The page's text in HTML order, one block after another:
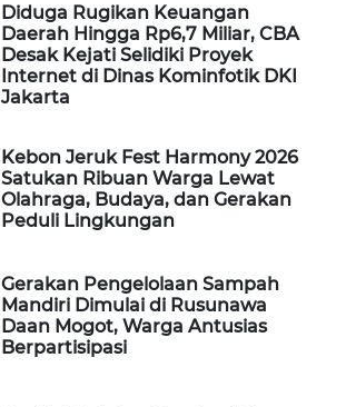
Diduga Rugikan Keuangan
Daerah Hingga Rp6,7 Miliar, CBA
Desak Kejati Selidiki Proyek
Internet di Dinas Kominfotik DKI
Jakarta
Kebon Jeruk Fest Harmony 2026
Satukan Ribuan Warga Lewat
Olahraga, Budaya, dan Gerakan
Peduli Lingkungan
Gerakan Pengelolaan Sampah
Mandiri Dimulai di Rusunawa
Daan Mogot, Warga Antusias
Berpartisipasi